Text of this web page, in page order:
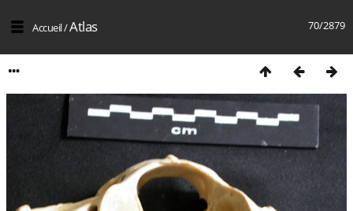
70/2879
Accueil/Atlas